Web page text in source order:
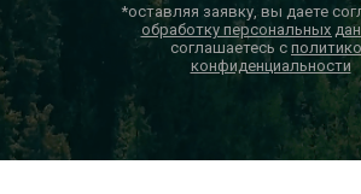
*оставляя заявку, вы даете
обработку персональных
соглашаетесь с
конфиденциальности